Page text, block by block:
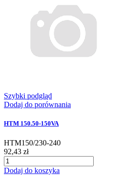
Szybki podgląd
Dodaj do porównania
HTM 150.50-150VA
HTM150/230-240
92,43 zł
Dodaj do koszyka